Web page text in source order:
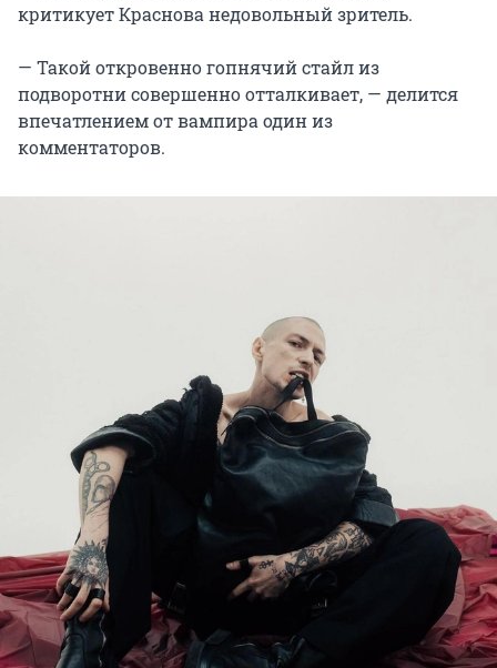
критикует Краснова недовольный зритель.
— Такой откровенно гопнячий стайл из
подворотни совершенно отталкивает, — делится
впечатлением от вампира один из
комментаторов.